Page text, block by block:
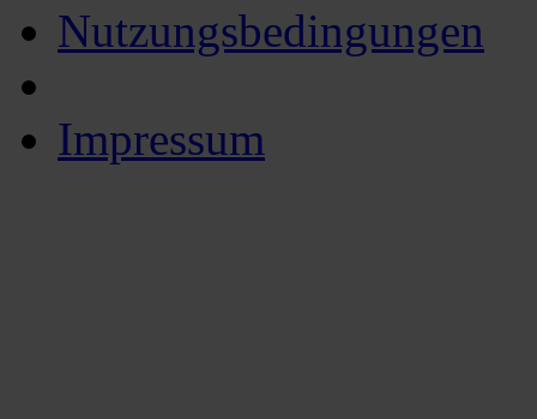
Nutzungsbedingungen
Impressum